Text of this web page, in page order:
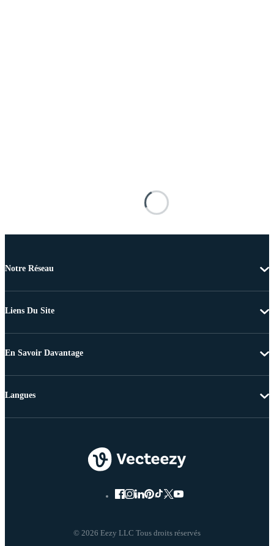
Notre Réseau
Liens Du Site
En Savoir Davantage
© 2026 Eezy LLC Tous droits réservés
Langues